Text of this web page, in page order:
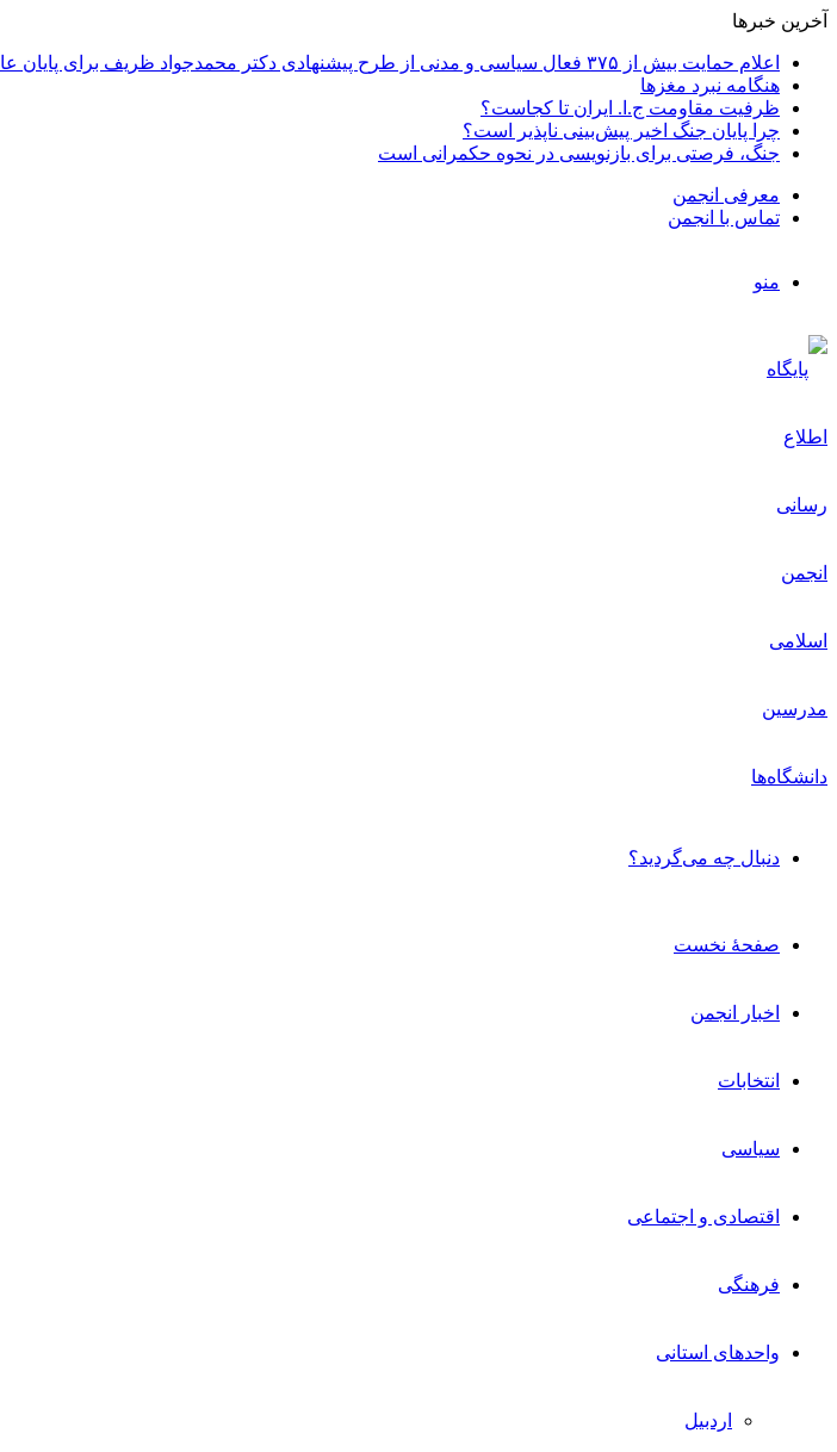
آخرین خبرها
اعلام حمایت بیش از ۳۷۵ فعال سیاسی و مدنی از طرح پیشنهادی دکتر محمدجواد ظریف برای پایان عادلانه جنگ
هنگامه نبرد مغزها
ظرفیت مقاومت ج.ا. ایران تا کجاست؟
چرا پایان جنگ اخیر پیش‌بینی ناپذیر است؟
جنگ، فرصتی برای بازنویسی در نحوه حکمرانی است
معرفی انجمن
تماس با انجمن
منو
دنبال چه می‌گردید؟
صفحۀ نخست
اخبار انجمن
انتخابات
سیاسی
اقتصادی و اجتماعی
فرهنگی
واحدهای استانی
اردبیل